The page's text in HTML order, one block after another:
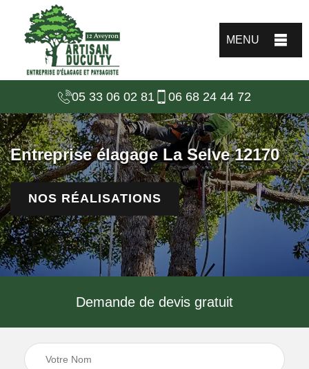
MENU
05 33 06 02 81 06 68 24 44 72
Entreprise élagage La Selve 12170
NOS RÉALISATIONS
Demande de devis gratuit